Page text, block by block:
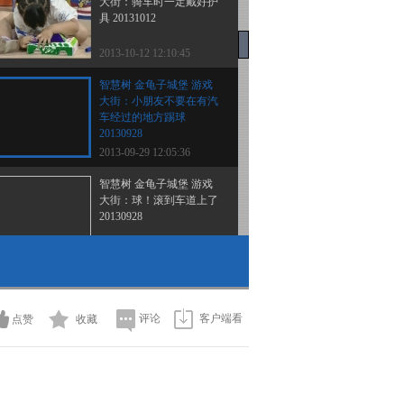
具 20131012
2013-10-12 12:10:45
智慧树 金龟子城堡 游戏
大街：小朋友不要在有汽
车经过的地方踢球
20130928
2013-09-29 12:05:36
智慧树 金龟子城堡 游戏
大街：球！滚到车道上了
20130928
20130928
2013-09-29 12:05:24
点赞 收藏 评论 客户端看